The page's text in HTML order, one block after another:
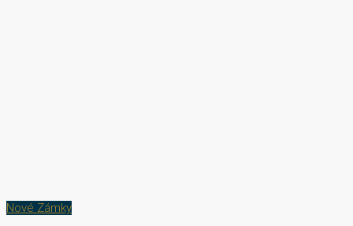
Nové Zámky